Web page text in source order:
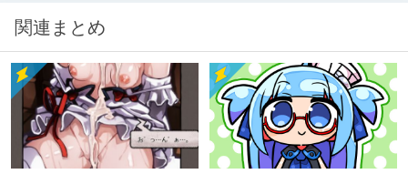
関連まとめ